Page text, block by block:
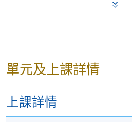
學歷頒授
單元及上課詳情
上課詳情